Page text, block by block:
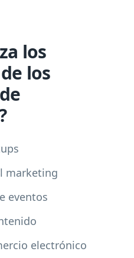
los
los
marketing
eventos
electrónico